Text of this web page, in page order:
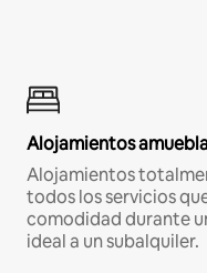
Alojamientos
Alojamientos
todos los servicios
comodidad durante
ideal a un subalquiler.